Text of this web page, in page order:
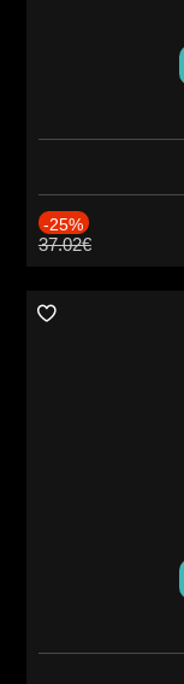
-25%
37.02€